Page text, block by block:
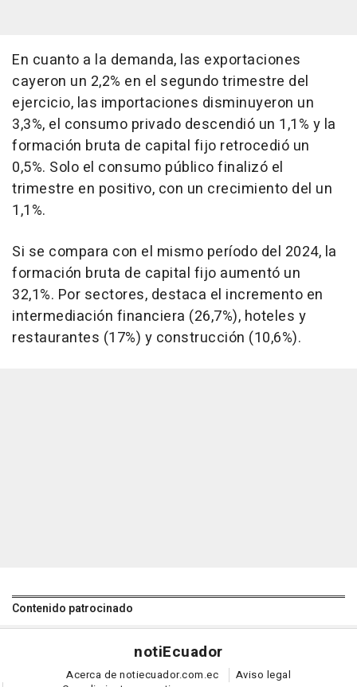
En cuanto a la demanda, las exportaciones
cayeron un 2,2% en el segundo trimestre del
ejercicio, las importaciones disminuyeron un
3,3%, el consumo privado descendió un 1,1% y la
formación bruta de capital fijo retrocedió un
0,5%. Solo el consumo público finalizó el
trimestre en positivo, con un crecimiento del un
1,1%.
Si se compara con el mismo período del 2024, la
formación bruta de capital fijo aumentó un
32,1%. Por sectores, destaca el incremento en
intermediación financiera (26,7%), hoteles y
restaurantes (17%) y construcción (10,6%).
Contenido patrocinado
notiEcuador
Acerca de notiecuador.com.ec
Aviso legal